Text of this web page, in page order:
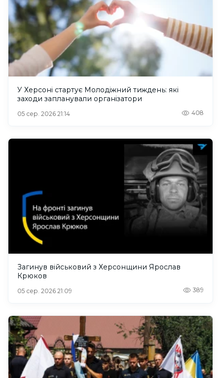
У Херсоні стартує Молодіжний тиждень: які
заходи запланували організатори
05 сер. 2026 21:14 408
Загинув військовий з Херсонщини Ярослав
Крюков
05 сер. 2026 21:09 389